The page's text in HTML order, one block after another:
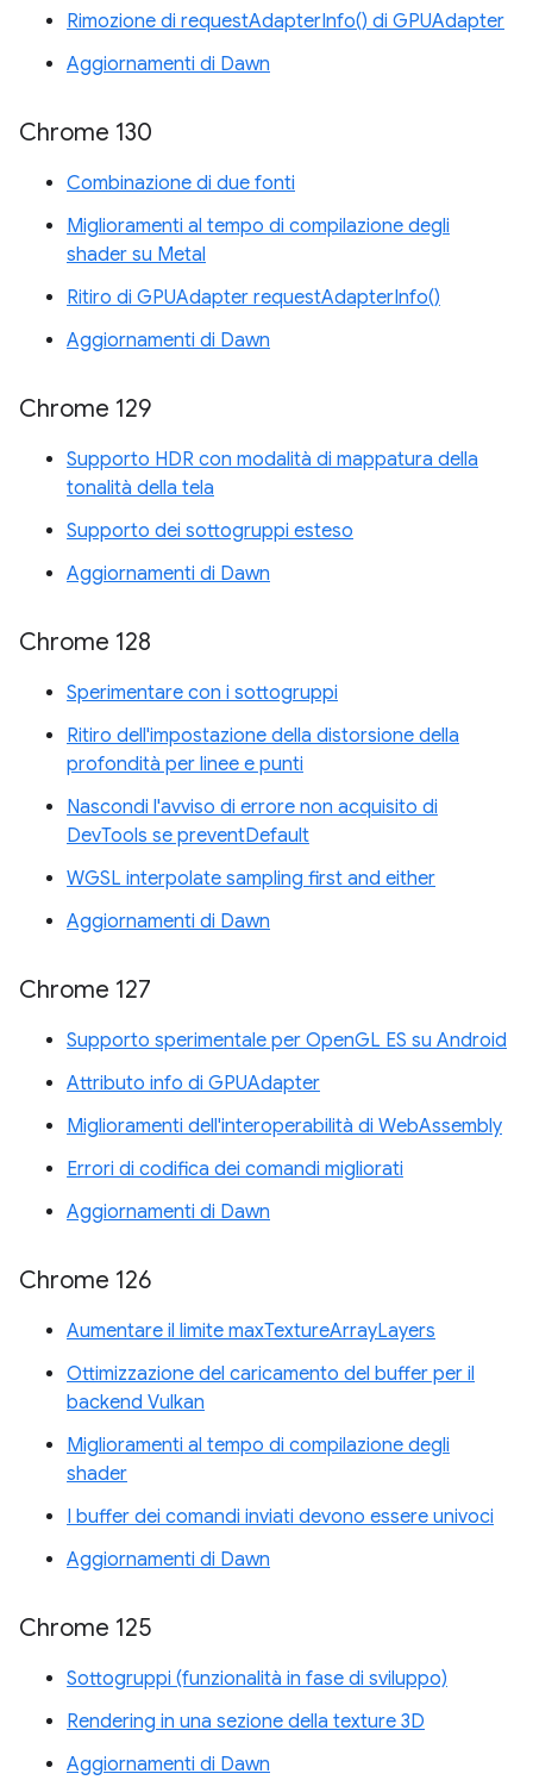
Rimozione di requestAdapterInfo() di GPUAdapter
Aggiornamenti di Dawn
Chrome 130
Combinazione di due fonti
Miglioramenti al tempo di compilazione degli
shader su Metal
Ritiro di GPUAdapter requestAdapterInfo()
Aggiornamenti di Dawn
Chrome 129
Supporto HDR con modalità di mappatura della
tonalità della tela
Supporto dei sottogruppi esteso
Aggiornamenti di Dawn
Chrome 128
Sperimentare con i sottogruppi
Ritiro dell'impostazione della distorsione della
profondità per linee e punti
Nascondi l'avviso di errore non acquisito di
DevTools se preventDefault
WGSL interpolate sampling first and either
Aggiornamenti di Dawn
Chrome 127
Supporto sperimentale per OpenGL ES su Android
Attributo info di GPUAdapter
Miglioramenti dell'interoperabilità di WebAssembly
Errori di codifica dei comandi migliorati
Aggiornamenti di Dawn
Chrome 126
Aumentare il limite maxTextureArrayLayers
Ottimizzazione del caricamento del buffer per il
backend Vulkan
Miglioramenti al tempo di compilazione degli
shader
I buffer dei comandi inviati devono essere univoci
Aggiornamenti di Dawn
Chrome 125
Sottogruppi (funzionalità in fase di sviluppo)
Rendering in una sezione della texture 3D
Aggiornamenti di Dawn